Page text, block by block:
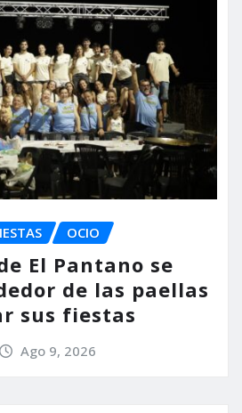
OCIO
El Pantano se
de las paellas
sus fiestas
Ago 9, 2026